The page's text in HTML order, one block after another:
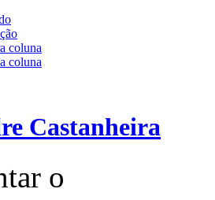
coluna
coluna
Castanheira